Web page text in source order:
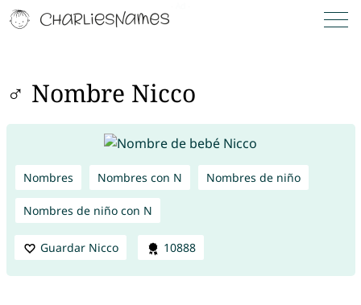
♂ Nombre Nicco
Nombres Nombres con N Nombres de niño
Nombres de niño con N
Guardar Nicco 10888